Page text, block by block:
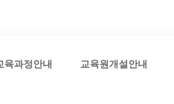
육과정안내 교육원개설안내